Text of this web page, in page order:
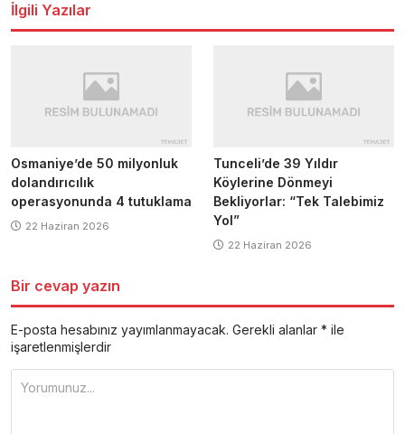
İlgili Yazılar
Osmaniye’de 50 milyonluk
dolandırıcılık
operasyonunda 4 tutuklama
22 Haziran 2026
Tunceli’de 39 Yıldır
Köylerine Dönmeyi
Bekliyorlar: “Tek Talebimiz
Yol”
22 Haziran 2026
Bir cevap yazın
E-posta hesabınız yayımlanmayacak. Gerekli alanlar * ile
işaretlenmişlerdir